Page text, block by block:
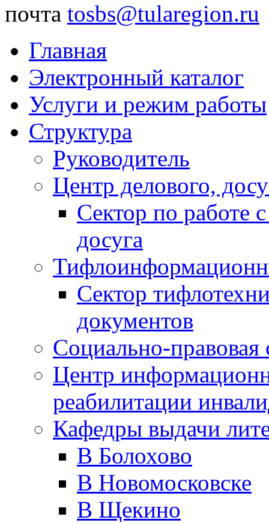
почта tosbs@tularegion.ru
Главная
Электронный каталог
Услуги и режим работы
Структура
Руководитель
Центр делового,
Сектор по работе
досуга
Сектор
документов
Социально-правовая
Центр
реабилитации
Кафедры выдачи
В Болохово
В Новомосковске
В Щекино